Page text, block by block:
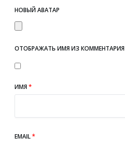
НОВЫЙ АВАТАР
ОТОБРАЖАТЬ ИМЯ ИЗ КОММЕНТАРИЯ
ИМЯ*
EMAIL*